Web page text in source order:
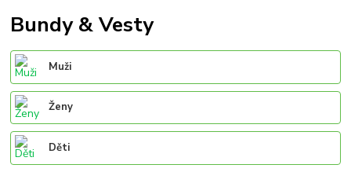
Bundy & Vesty
Muži
Ženy
Děti